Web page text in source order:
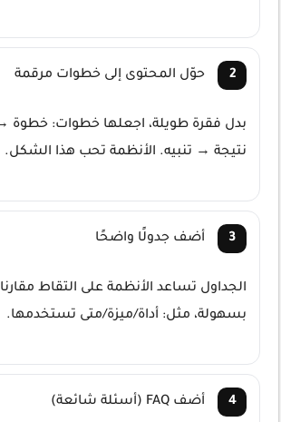
حوّل المحتوى إلى خطوات مرقمة
بدل فقرة طويلة، اجعلها خطوات:
نتيجة → تنبيه. الأنظمة تحب هذا الشكل.
أضف جدولًا واضحًا
الجداول تساعد الأنظمة على التقاط
بسهولة، مثل: أداة/ميزة/متى تستخدمها.
أضف FAQ (أسئلة شائعة)